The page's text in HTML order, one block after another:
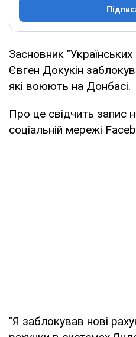
Засновник "Українських
Євген Докукін
які воюють на Донбасі.
Про це свідчить запис
соціальній мережі
"Я заблокував нові